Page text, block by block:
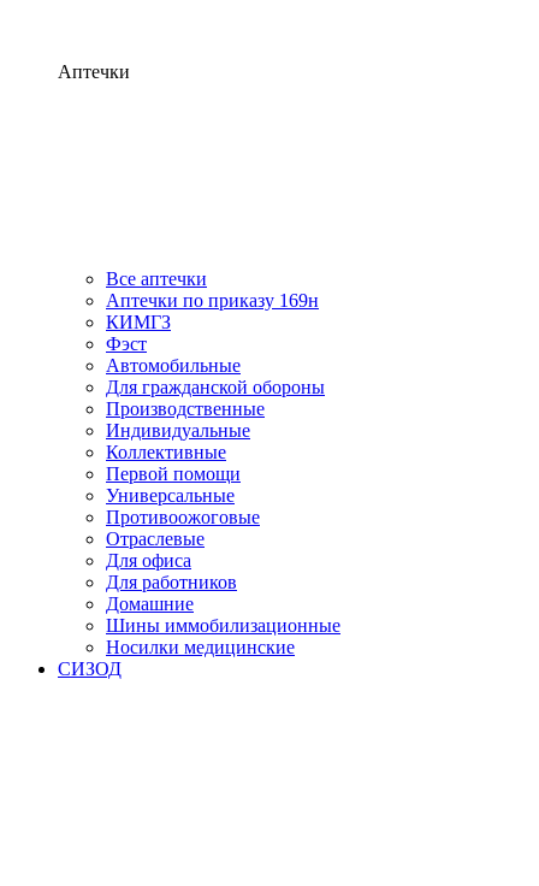
Аптечки
Все аптечки
Аптечки по приказу 169н
КИМГЗ
Фэст
Автомобильные
Для гражданской обороны
Производственные
Индивидуальные
Коллективные
Первой помощи
Универсальные
Противоожоговые
Отраслевые
Для офиса
Для работников
Домашние
Шины иммобилизационные
Носилки медицинские
СИЗОД